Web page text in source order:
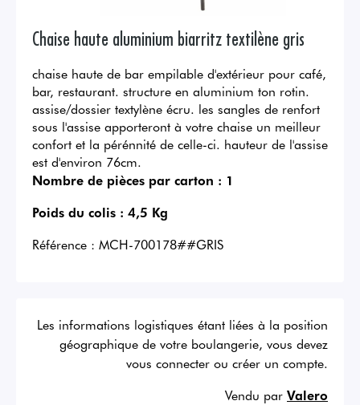
Chaise haute aluminium biarritz textilène gris
chaise haute de bar empilable d'extérieur pour café,
bar, restaurant. structure en aluminium ton rotin.
assise/dossier textylène écru. les sangles de renfort
sous l'assise apporteront à votre chaise un meilleur
confort et la pérénnité de celle-ci. hauteur de l'assise
est d'environ 76cm.
Nombre de pièces par carton : 1
Poids du colis : 4,5 Kg
Référence : MCH-700178##GRIS
Les informations logistiques étant liées à la position
géographique de votre boulangerie, vous devez
vous connecter ou créer un compte.
Vendu par Valero